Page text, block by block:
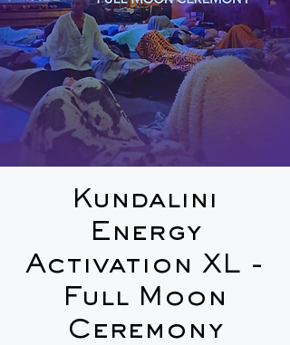
Kundalini
Energy
Activation XL -
Full Moon
Ceremony